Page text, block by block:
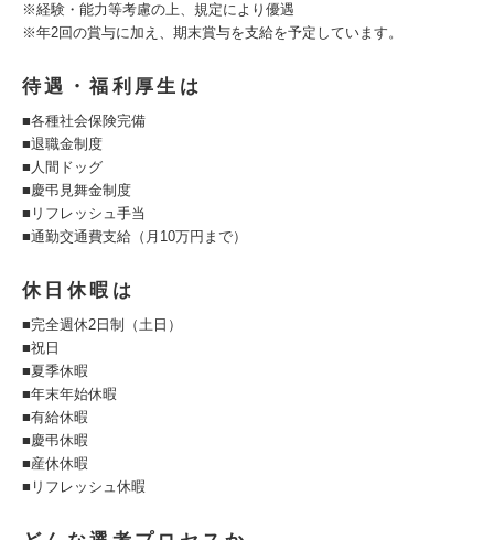
※経験・能力等考慮の上、規定により優遇
※年2回の賞与に加え、期末賞与を支給を予定しています。
待遇・福利厚生は
■各種社会保険完備
■退職金制度
■人間ドッグ
■慶弔見舞金制度
■リフレッシュ手当
■通勤交通費支給（月10万円まで）
休日休暇は
■完全週休2日制（土日）
■祝日
■夏季休暇
■年末年始休暇
■有給休暇
■慶弔休暇
■産休休暇
■リフレッシュ休暇